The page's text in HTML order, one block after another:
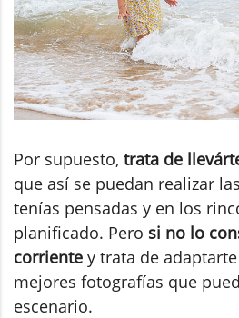
Por supuesto, trata de
que así se puedan realizar
tenías pensadas y en los
planificado. Pero si no lo
corriente y trata de
mejores fotografías que
escenario.